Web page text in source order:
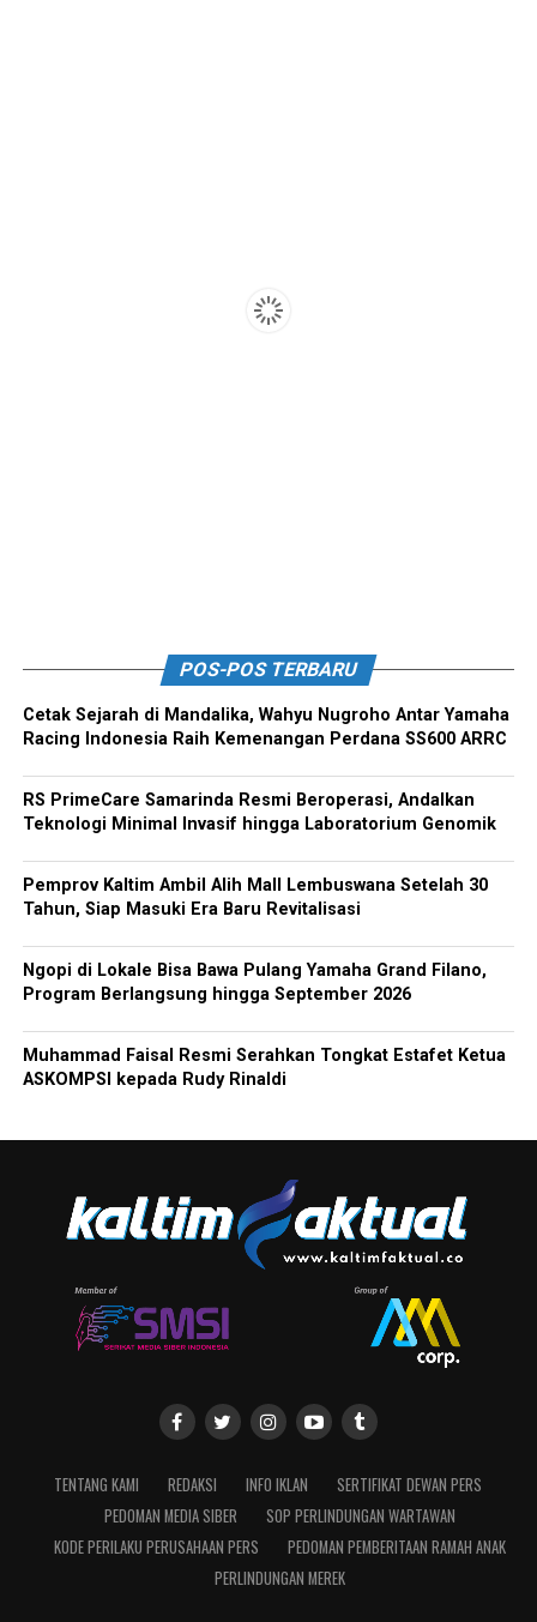
POS-POS TERBARU
Cetak Sejarah di Mandalika, Wahyu Nugroho Antar Yamaha
Racing Indonesia Raih Kemenangan Perdana SS600 ARRC
RS PrimeCare Samarinda Resmi Beroperasi, Andalkan
Teknologi Minimal Invasif hingga Laboratorium Genomik
Pemprov Kaltim Ambil Alih Mall Lembuswana Setelah 30
Tahun, Siap Masuki Era Baru Revitalisasi
Ngopi di Lokale Bisa Bawa Pulang Yamaha Grand Filano,
Program Berlangsung hingga September 2026
Muhammad Faisal Resmi Serahkan Tongkat Estafet Ketua
ASKOMPSI kepada Rudy Rinaldi
TENTANG KAMI REDAKSI INFO IKLAN
SERTIFIKAT DEWAN PERS
PEDOMAN MEDIA SIBER
SOP PERLINDUNGAN WARTAWAN
KODE PERILAKU PERUSAHAAN PERS
PEDOMAN PEMBERITAAN RAMAH ANAK
PERLINDUNGAN MEREK